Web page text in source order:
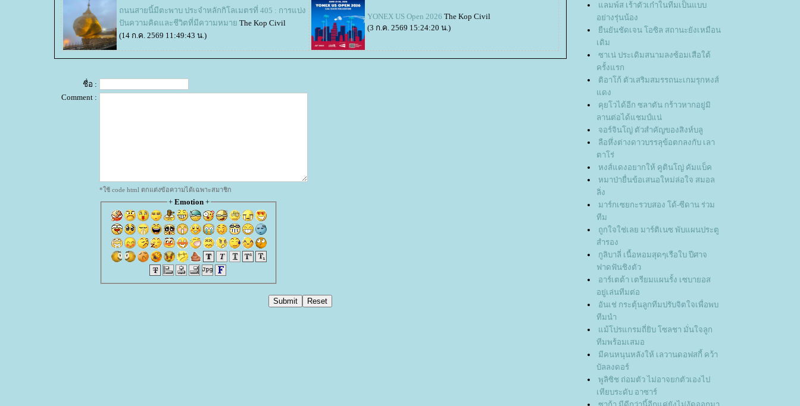
ถนนสายนี้มีตะพาบ ประจำหลักกิโลเมตรที่ 405 : การแบ่ง
ปันความคิดและชีวิตที่มีความหมา The Kop Civil
(14 ก.ค. 2569 11:49:43 น.)
YONEX US Open 2026 The Kop Civil
(3 ก.ค. 2569 15:24:20 น.)
ชื่อ :
Comment :
*ใช้ code html ตกแต่งข้อความได้เฉพาะสมาชิก
+ Emotion+
ลมพ์ส เร้าตัวเก๋าในทีมเป็นแบบ
อย่างรุ่นน้อง
ืนยันชัดเจน โอซิล สถานะยังเหมือน
เดิม
ซาเน่ ประเดิมสนามลงซ้อมเสือใต้
ครั้งแรก
ติอาโก้ ตัวเสริมสมรรถนะเกมรุกหงส์
ดง
คุยโวได้อีก ซลาตัน กร้าวหากอยู่มิ
ลานต่อได้แชมป์แน่
จอร์จินโญ่ ตัวสำคัญของสิงห์บลู
ลือหึ่งต่างดาวบรรลุข้อตกลงกับ เลา
ตาโร่
หงส์แดงอยากให้ คูตินโญ่ คัมแบ็ค
หมาป่ายื่นข้อเสนอใหม่ล่อใจ สมอล
ลิ่ง
มาร์กเซยกะรวบสอง โด้-ซีดาน ร่วม
ทีม
ถูกใจใช่เลย มาร์ติเนซ พับแผนประตู
สำรอง
กูลิบาลี่ เนื้อหอมสุดๆเรือใบ ปีศาจ
ฟาดฟันชิงตัว
อาร์เตต้า เตรียมแผนรั้ง เซบายอส
อยู่เล่นทีมต่อ
อันเช่ กระตุ้นลูกทีมปรับจิตใจเพื่อพบ
ทีมนำ
ม้โปรแกรมถี่ยิบ โซลชา มั่นใจลูก
ทีมพร้อมเสมอ
มีคนหนุนหลังให้ เลวานดอฟสกี้ คว้า
บัลลงดอร์
พูลิซิช ถ่อมตัว ไม่อาจยกตัวเองไป
เทียบระดับ อาซาร์